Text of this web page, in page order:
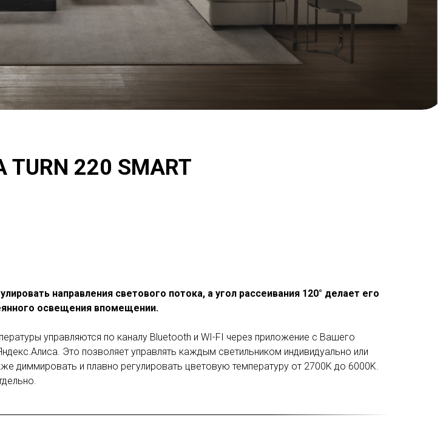
220 SMART
направления светового потока, а угол рассеивания 120° делает его
освещения впомещении.
управляются по каналу Bluetooth и WI-FI через приложение с Вашего
Это позволяет управлять каждым светильником индивидуально или
диммировать и плавно регулировать цветовую температуру от 2700K до 6000K.